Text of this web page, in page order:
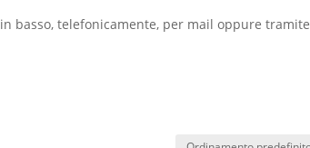
in basso, telefonicamente, per mail oppure tramite